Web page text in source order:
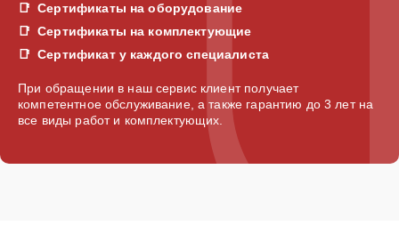
Сертификаты на оборудование
Сертификаты на комплектующие
Сертификат у каждого специалиста
При обращении в наш сервис клиент получает
компетентное обслуживание, а также гарантию до 3 лет на
все виды работ и комплектующих.